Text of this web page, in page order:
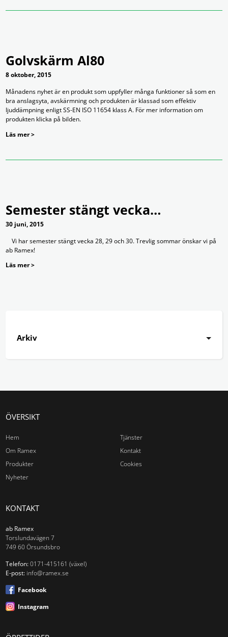
Golvskärm Al80
8 oktober, 2015
Månadens nyhet är en produkt som uppfyller många funktioner så som en
bra anslagsyta, avskärmning och produkten är klassad som effektiv
ljuddämpning enligt SS-EN ISO 11654 klass A. För mer information om
produkten klicka på bilden.
Läs mer >
Semester stängt vecka…
30 juni, 2015
Vi har semester stängt vecka 28, 29 och 30. Trevlig sommar önskar vi på
ab Ramex!
Läs mer >
Arkiv
ÖVERSIKT
Hem
Om Ramex
Produkter
Nyheter
Tjänster
Kontakt
Cookies
KONTAKT
ab Ramex
Torslundavägen 7
749 60 Örsundsbro
Telefon: 0171-415161 (växel)
E-post: info@ramex.se
Facebook
Instagram